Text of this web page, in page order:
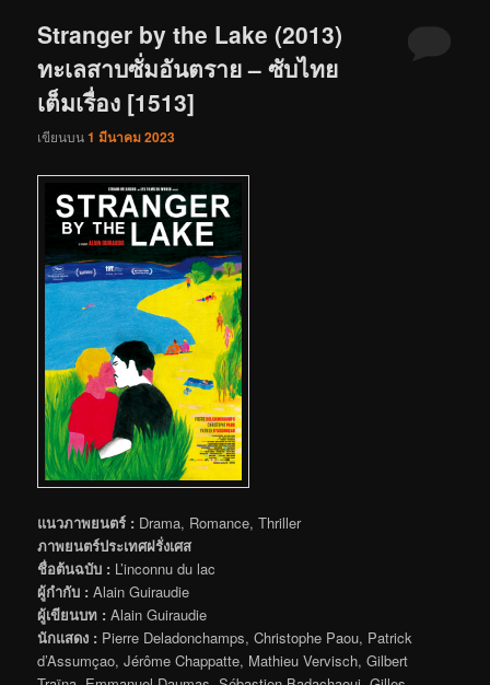
Stranger by the Lake (2013)
ทะเลสาบซั่มอันตราย – ซับไทย
เต็มเรื่อง [1513]
เขียนบน1 มีนาคม 2023
แนวภาพยนตร์ : Drama, Romance, Thriller
ภาพยนตร์ประเทศฝรั่งเศส
ชื่อต้นฉบับ : L’inconnu du lac
ผู้กำกับ : Alain Guiraudie
ผู้เขียนบท : Alain Guiraudie
นักแสดง : Pierre Deladonchamps, Christophe Paou, Patrick
d’Assumçao, Jérôme Chappatte, Mathieu Vervisch, Gilbert